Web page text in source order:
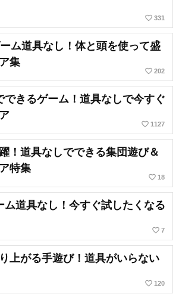
favorite_border 331
ム道具なし！体と頭を使って盛
集
favorite_border 202
できるゲーム！道具なしで今すぐ
favorite_border 1127
！道具なしでできる集団遊び＆
特集
favorite_border 18
ム道具なし！今すぐ試したくなる
favorite_border 7
上がる手遊び！道具がいらない
favorite_border 120